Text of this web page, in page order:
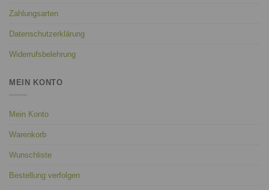
Zahlungsarten
Datenschutzerklärung
Widerrufsbelehrung
MEIN KONTO
Mein Konto
Warenkorb
Wunschliste
Bestellung verfolgen